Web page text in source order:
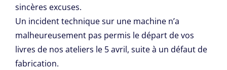
sincères excuses.
Un incident technique sur une machine n’a
malheureusement pas permis le départ de vos
livres de nos ateliers le 5 avril, suite à un défaut de
fabrication.